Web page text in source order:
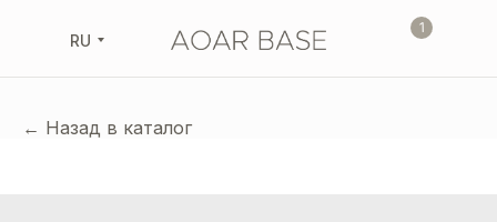
1
RU
← Назад в каталог